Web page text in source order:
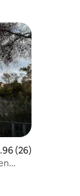
(26)